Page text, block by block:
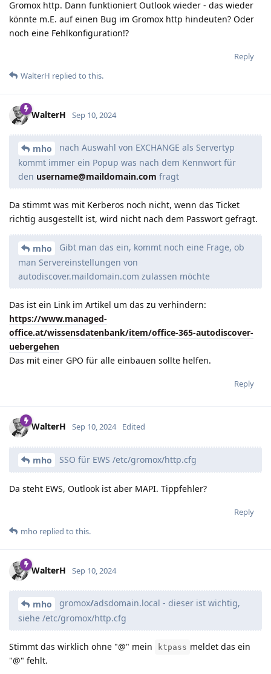
Gromox http. Dann funktioniert Outlook wieder - das wieder
könnte m.E. auf einen Bug im Gromox http hindeuten? Oder
noch eine Fehlkonfiguration!?
Reply
WalterH replied to this.
WalterH Sep 10, 2024
mho
nach Auswahl von EXCHANGE als Servertyp
kommt immer ein Popup was nach dem Kennwort für
den username@maildomain.com fragt
Da stimmt was mit Kerberos noch nicht, wenn das Ticket
richtig ausgestellt ist, wird nicht nach dem Passwort gefragt.
mho
Gibt man das ein, kommt noch eine Frage, ob
man Servereinstellungen von
autodiscover.maildomain.com zulassen möchte
Das ist ein Link im Artikel um das zu verhindern:
https://www.managed-
office.at/wissensdatenbank/item/office-365-autodiscover-
uebergehen
Das mit einer GPO für alle einbauen sollte helfen.
Reply
WalterH Sep 10, 2024 Edited
mho SSO für EWS /etc/gromox/http.cfg
Da steht EWS, Outlook ist aber MAPI. Tippfehler?
Reply
mho replied to this.
WalterH Sep 10, 2024
mho gromox/adsdomain.local - dieser ist wichtig,
siehe /etc/gromox/http.cfg
Stimmt das wirklich ohne "@" mein ktpass meldet das ein
"@" fehlt.